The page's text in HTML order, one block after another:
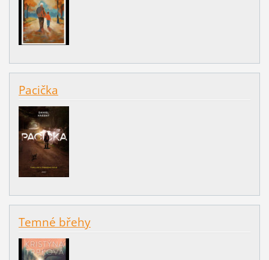
Pacička
Temné břehy